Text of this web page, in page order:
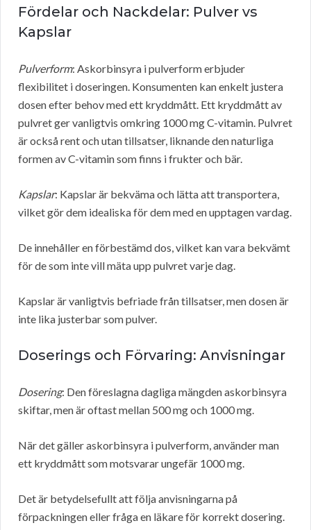
Fördelar och Nackdelar: Pulver vs
Kapslar
Pulverform: Askorbinsyra i pulverform erbjuder
flexibilitet i doseringen. Konsumenten kan enkelt justera
dosen efter behov med ett kryddmått. Ett kryddmått av
pulvret ger vanligtvis omkring 1000 mg C-vitamin. Pulvret
är också rent och utan tillsatser, liknande den naturliga
formen av C-vitamin som finns i frukter och bär.
Kapslar: Kapslar är bekväma och lätta att transportera,
vilket gör dem idealiska för dem med en upptagen vardag.
De innehåller en förbestämd dos, vilket kan vara bekvämt
för de som inte vill mäta upp pulvret varje dag.
Kapslar är vanligtvis befriade från tillsatser, men dosen är
inte lika justerbar som pulver.
Doserings och Förvaring: Anvisningar
Dosering: Den föreslagna dagliga mängden askorbinsyra
skiftar, men är oftast mellan 500 mg och 1000 mg.
När det gäller askorbinsyra i pulverform, använder man
ett kryddmått som motsvarar ungefär 1000 mg.
Det är betydelsefullt att följa anvisningarna på
förpackningen eller fråga en läkare för korrekt dosering.